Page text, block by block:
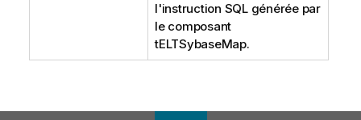
l'instruction SQL générée par
le composant
tELTSybaseMap.